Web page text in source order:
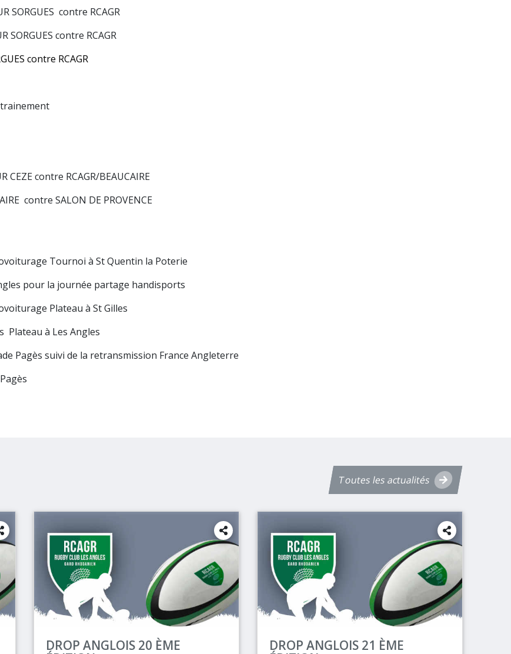
contre RCAGR
SORGUES contre RCAGR
contre RCAGR
CEZE contre RCAGR/BEAUCAIRE
contre SALON DE PROVENCE
Tournoi à St Quentin la Poterie
pour la journée partage handisports
Plateau à St Gilles
Plateau à Les Angles
Pagès suivi de la retransmission France Angleterre
Toutes les actualités
DROP ANGLOIS 20 ÈME DROP ANGLOIS 21 ÈME